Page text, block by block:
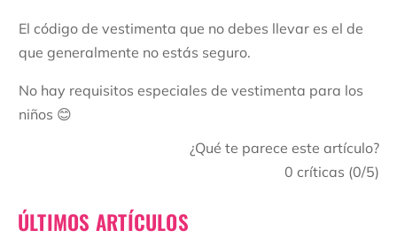
El código de vestimenta que no debes llevar es el de
que generalmente no estás seguro.
No hay requisitos especiales de vestimenta para los
niños 😊
¿Qué te parece este artículo?
0 críticas (0/5)
ÚLTIMOS ARTÍCULOS